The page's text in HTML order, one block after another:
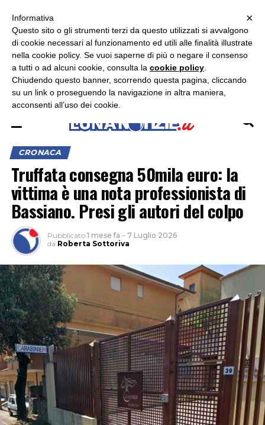
ASCOLTA RADIO LUNA
CRONACA
Truffata consegna 50mila euro: la
vittima è una nota professionista di
Bassiano. Presi gli autori del colpo
Pubblicato 1 mese fa – 7 Luglio 2026
da Roberta Sottoriva
×
×
Informativa
Questo sito o gli strumenti terzi da questo utilizzati si avvalgono
di cookie necessari al funzionamento ed utili alle finalità illustrate
nella cookie policy. Se vuoi saperne di più o negare il consenso
a tutti o ad alcuni cookie, consulta la cookie policy
Chiudendo questo banner, scorrendo questa pagina, cliccando
su un link o proseguendo la navigazione in altra maniera,
acconsenti all’uso dei cookie.